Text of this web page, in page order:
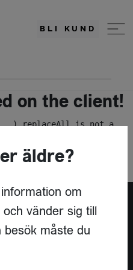
BLI KUND
on the client!
is not a
äldre?
om
vänder sig till
måste du